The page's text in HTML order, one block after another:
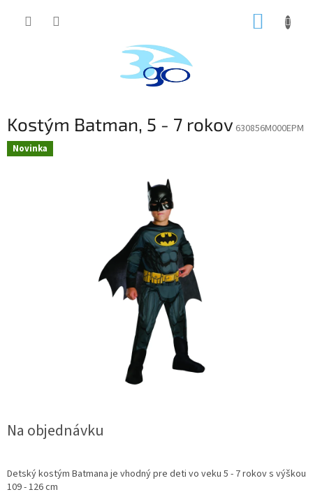
Kostým Batman, 5 - 7 rokov 630856M000EPM
Novinka
Na objednávku
Detský kostým Batmana je vhodný pre deti vo veku 5 - 7 rokov s výškou
109 - 126 cm